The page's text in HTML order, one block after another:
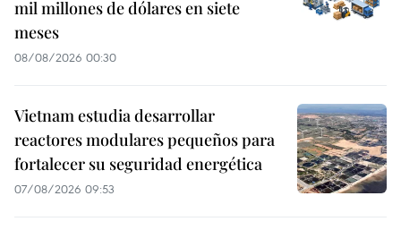
mil millones de dólares en siete
meses
08/08/2026 00:30
Vietnam estudia desarrollar
reactores modulares pequeños para
fortalecer su seguridad energética
07/08/2026 09:53